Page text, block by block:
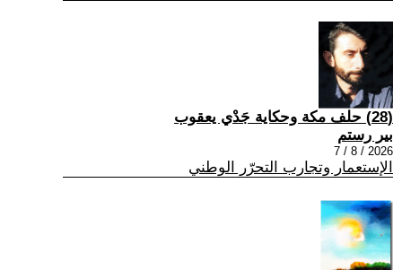
(28) حلف مكة وحكاية جَدْي يعقوب
بير رستم
2026 / 8 / 7
الإستعمار وتجارب التحرّر الوطني